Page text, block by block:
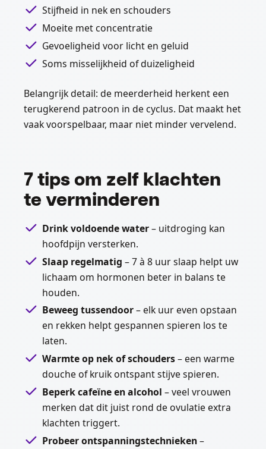
Stijfheid in nek en schouders
Moeite met concentratie
Gevoeligheid voor licht en geluid
Soms misselijkheid of duizeligheid
Belangrijk detail: de meerderheid herkent een
terugkerend patroon in de cyclus. Dat maakt het
vaak voorspelbaar, maar niet minder vervelend.
7 tips om zelf klachten
te verminderen
Drink voldoende water– uitdroging kan
hoofdpijn versterken.
Slaap regelmatig – 7 à 8 uur slaap helpt uw
lichaam om hormonen beter in balans te
houden.
Beweeg tussendoor– elk uur even opstaan
en rekken helpt gespannen spieren los te
laten.
Warmte op nek of schouders– een warme
douche of kruik ontspant stijve spieren.
Beperk cafeïne en alcohol – veel vrouwen
merken dat dit juist rond de ovulatie extra
klachten triggert.
Probeer ontspanningstechnieken–